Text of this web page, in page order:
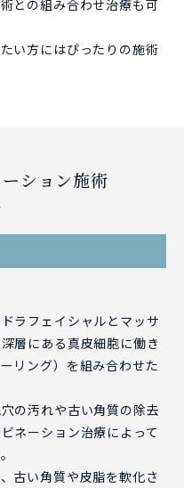
との組み合わせ治療も可
い方にはぴったりの施術
ション施術
ラフェイシャルとマッサ
層にある真皮細胞に働き
リング）を組み合わせた
の汚れや古い角質の除去
ネーション治療によって
古い角質や皮脂を軟化さ